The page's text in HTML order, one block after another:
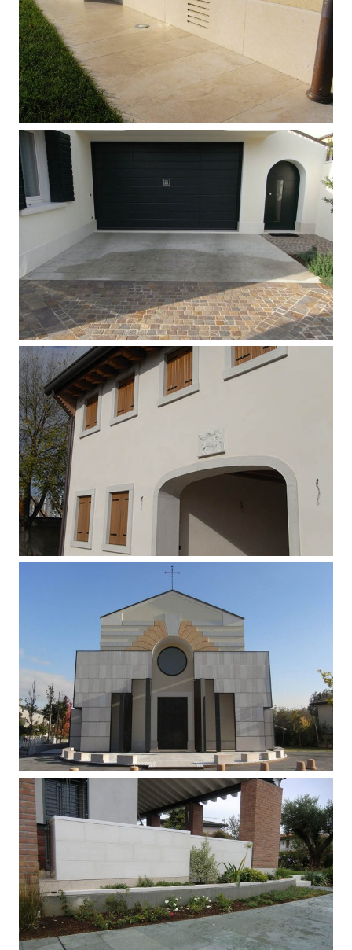
Pavimento in travertino Navona
Pavimento esterno in porfido e Rustic
Green (Grigio Olivo)
Portale e contorni finestre in marmo
Verdello di Asiago bocciardato
Pavimento esterno in marmo Verdello
e Rosso di Asiago